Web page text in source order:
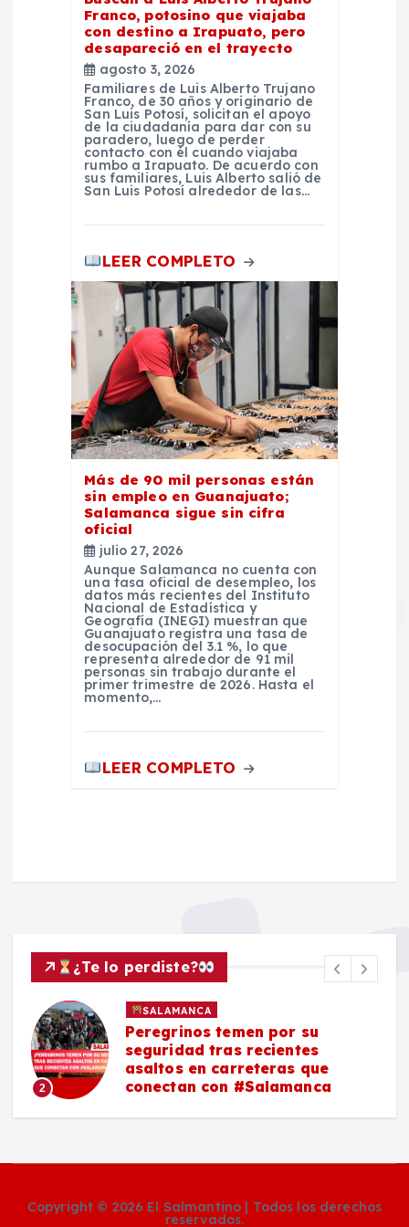
Franco, potosino que viajaba
con destino a Irapuato, pero
desapareció en el trayecto
agosto 3, 2026
Familiares de Luis Alberto Trujano
Franco, de 30 años y originario de
San Luis Potosí, solicitan el apoyo
de la ciudadanía para dar con su
paradero, luego de perder
contacto con él cuando viajaba
rumbo a Irapuato. De acuerdo con
sus familiares, Luis Alberto salió de
San Luis Potosí alrededor de las…
LEER COMPLETO
Más de 90 mil personas están
sin empleo en Guanajuato;
Salamanca sigue sin cifra
oficial
julio 27, 2026
Aunque Salamanca no cuenta con
una tasa oficial de desempleo, los
datos más recientes del Instituto
Nacional de Estadística y
Geografía (INEGI) muestran que
Guanajuato registra una tasa de
desocupación del 3.1 %, lo que
representa alrededor de 91 mil
personas sin trabajo durante el
primer trimestre de 2026. Hasta el
momento,…
LEER COMPLETO
¿Te lo perdiste?
2
SALAMANCA
Peregrinos temen por su
seguridad tras recientes
asaltos en carreteras que
conectan con #Salamanca
Copyright © 2026 El Salmantino | Todos los derechos
reservados.